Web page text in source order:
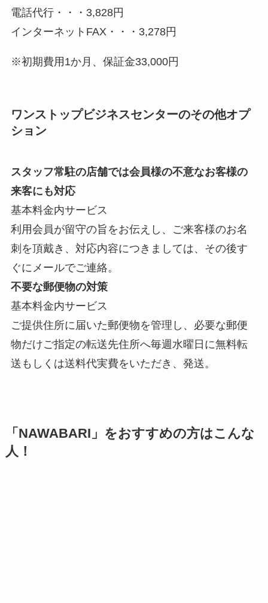
電話代行・・・3,828円
インターネットFAX・・・3,278円
※初期費用1か月、保証金33,000円
ワンストップビジネスセンターのその他オプ
ション
スタッフ常駐の店舗では会員様の不意なお客様の
来客にも対応
基本料金内サービス
利用会員が留守の旨をお伝えし、ご来客様のお名
刺を頂戴き、対応内容につきましては、その後す
ぐにメールでご連絡。
不要な郵便物の対策
基本料金内サービス
ご提供住所に届いた郵便物を管理し、必要な郵便
物だけご指定の転送先住所へ毎週水曜日に無料転
送もしくは送料代実費をいただき、発送。
「NAWABARI」をおすすめの方はこんな
人！